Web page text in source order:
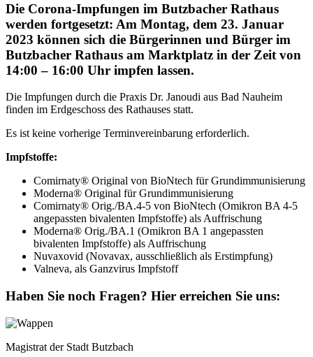
Die Corona-Impfungen im Butzbacher Rathaus
werden fortgesetzt: Am Montag, dem 23. Januar
2023 können sich die Bürgerinnen und Bürger im
Butzbacher Rathaus am Marktplatz in der Zeit von
14:00 – 16:00 Uhr impfen lassen.
Die Impfungen durch die Praxis Dr. Janoudi aus Bad Nauheim
finden im Erdgeschoss des Rathauses statt.
Es ist keine vorherige Terminvereinbarung erforderlich.
Impfstoffe:
Comirnaty® Original von BioNtech für Grundimmunisierung
Moderna® Original für Grundimmunisierung
Comirnaty® Orig./BA.4-5 von BioNtech (Omikron BA 4-5
angepassten bivalenten Impfstoffe) als Auffrischung
Moderna® Orig./BA.1 (Omikron BA 1 angepassten
bivalenten Impfstoffe) als Auffrischung
Nuvaxovid (Novavax, ausschließlich als Erstimpfung)
Valneva, als Ganzvirus Impfstoff
Haben Sie noch Fragen? Hier erreichen Sie uns:
Magistrat der Stadt Butzbach